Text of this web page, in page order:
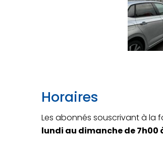
Horaires
Les abonnés souscrivant à la
lundi au dimanche de 7h00